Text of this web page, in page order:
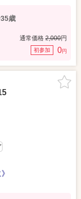
歳
通常価格 2,000円
初参加 0円